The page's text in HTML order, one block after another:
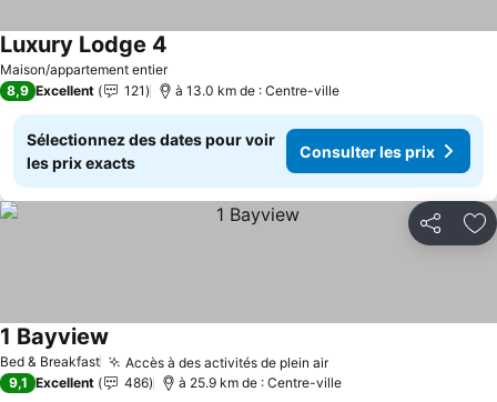
Maison/appartement entier
Luxury Lodge 4
8,9 Excellent 121 à 13.0 km de : Centre-ville
Sélectionnez des dates pour voir
les prix exacts
Consulter les prix
Partager
Bed & Breakfast Accès à des activités de plein air
1 Bayview
9,1 Excellent 486 à 25.9 km de : Centre-ville